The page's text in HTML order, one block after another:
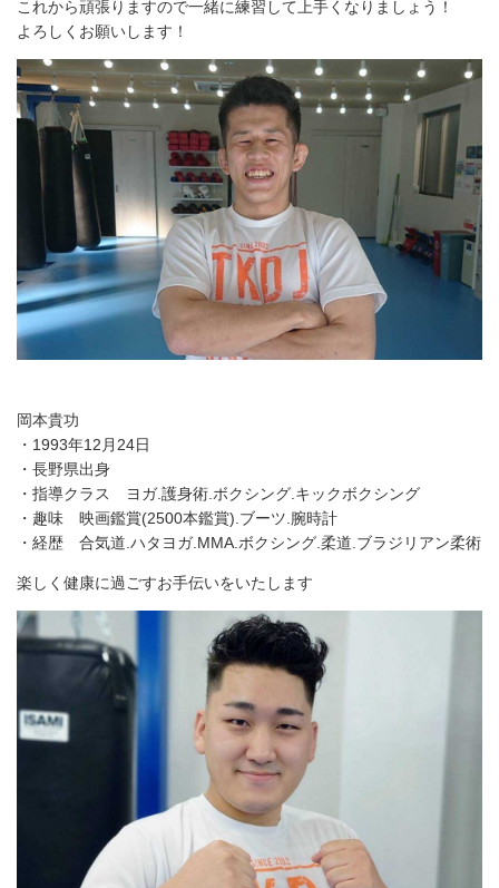
これから頑張りますので一緒に練習して上手くなりましょう！
よろしくお願いします！
岡本貴功
・1993年12月24日
・長野県出身
・指導クラス ヨガ.護身術.ボクシング.キックボクシング
・趣味 映画鑑賞(2500本鑑賞).ブーツ.腕時計
・経歴 合気道.ハタヨガ.MMA.ボクシング.柔道.ブラジリアン柔術
楽しく健康に過ごすお手伝いをいたします